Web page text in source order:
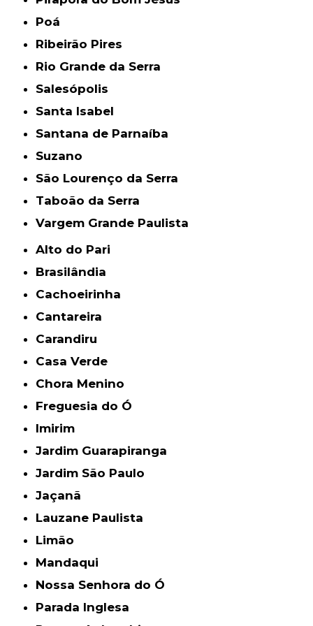
Poá
Ribeirão Pires
Rio Grande da Serra
Salesópolis
Santa Isabel
Santana de Parnaíba
Suzano
São Lourenço da Serra
Taboão da Serra
Vargem Grande Paulista
Alto do Pari
Brasilândia
Cachoeirinha
Cantareira
Carandiru
Casa Verde
Chora Menino
Freguesia do Ó
Imirim
Jardim Guarapiranga
Jardim São Paulo
Jaçanã
Lauzane Paulista
Limão
Mandaqui
Nossa Senhora do Ó
Parada Inglesa